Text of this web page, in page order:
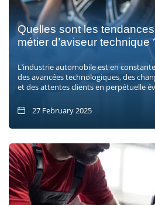
Quelles sont les
métier d’aviseur technique
L’industrie automobile est en
des avancées technologiques, des
et des attentes clients en perpétuelle
27 February 2025